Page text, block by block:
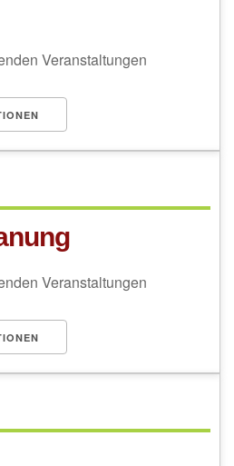
Veranstaltungen
Veranstaltungen